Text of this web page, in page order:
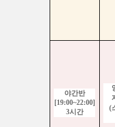
야간반
[19:00~22:00]
3시간
(